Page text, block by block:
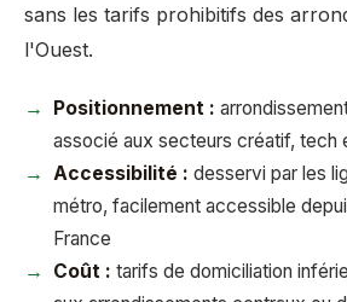
sans les tarifs prohibitifs des
l'Ouest.
Positionnement :
associé aux secteurs créatif, tech
Accessibilité : desservi par les
métro, facilement accessible
France
Coût : tarifs de domiciliation